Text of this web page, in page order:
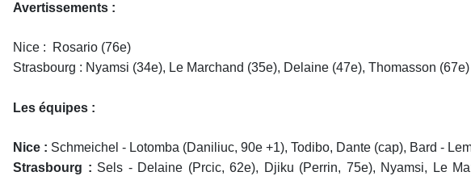
Avertissements :
Nice : Rosario (76e)
Strasbourg : Nyamsi (34e), Le Marchand (35e), Delaine (47e), Thomasson (67e)
Les équipes :
Nice : Schmeichel - Lotomba (Daniliuc, 90e +1), Todibo, Dante (cap), Bard -
Strasbourg : Sels - Delaine (Prcic, 62e), Djiku (Perrin, 75e), Nyamsi, Le